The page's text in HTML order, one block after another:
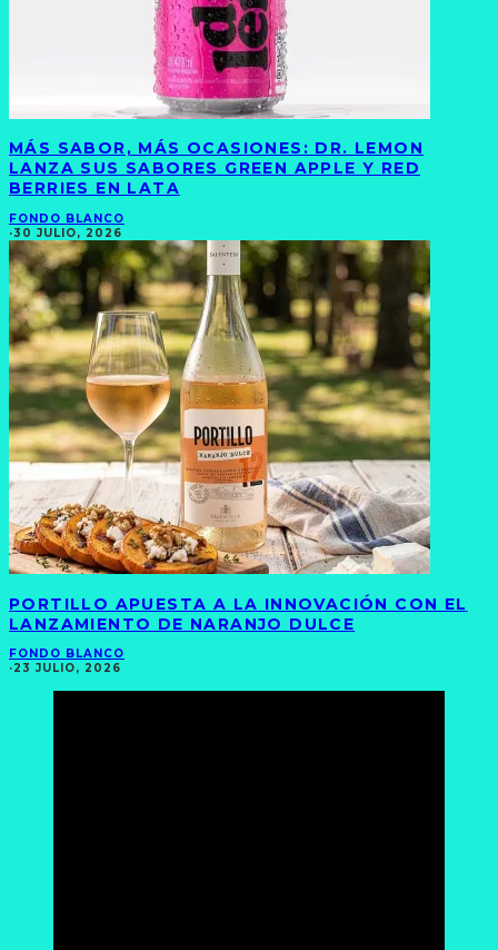
MÁS SABOR, MÁS OCASIONES: DR. LEMON
LANZA SUS SABORES GREEN APPLE Y RED
BERRIES EN LATA
FONDO BLANCO
·30 JULIO, 2026
PORTILLO APUESTA A LA INNOVACIÓN CON EL
LANZAMIENTO DE NARANJO DULCE
FONDO BLANCO
·23 JULIO, 2026